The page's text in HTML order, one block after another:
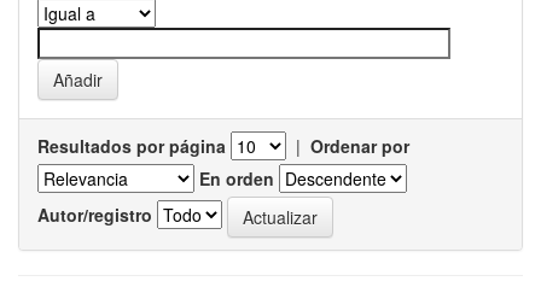
Resultados por página | Ordenar por
En orden
Autor/registro